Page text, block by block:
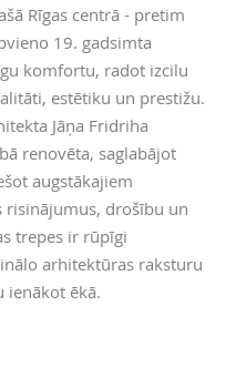
Rīgas centrā - pretim
19. gadsimta
komfortu, radot izcilu
estētiku un prestižu.
Jāņa Fridriha
renovēta, saglabājot
augstākajiem
risinājumus, drošību un
trepes ir rūpīgi
arhitektūras raksturu
ienākot ēkā.